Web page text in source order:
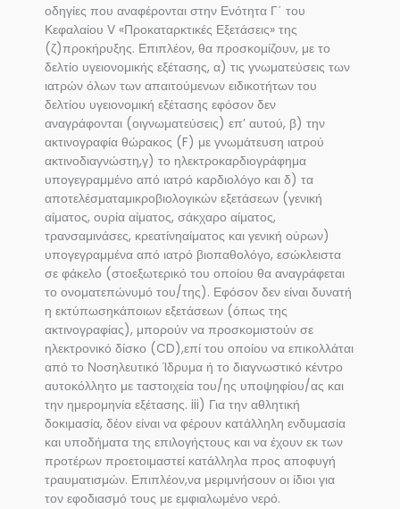
οδηγίες που αναφέρονται στην Ενότητα Γ΄ του
Κεφαλαίου V «Προκαταρκτικές Εξετάσεις» της
(ζ)προκήρυξης. Επιπλέον, θα προσκομίζουν, με το
δελτίο υγειονομικής εξέτασης, α) τις γνωματεύσεις των
ιατρών όλων των απαιτούμενων ειδικοτήτων του
δελτίου υγειονομική εξέτασης εφόσον δεν
αναγράφονται (οιγνωματεύσεις) επ’ αυτού, β) την
ακτινογραφία θώρακος (F) με γνωμάτευση ιατρού
ακτινοδιαγνώστη,γ) το ηλεκτροκαρδιογράφημα
υπογεγραμμένο από ιατρό καρδιολόγο και δ) τα
αποτελέσματαμικροβιολογικών εξετάσεων (γενική
αίματος, ουρία αίματος, σάκχαρο αίματος,
τρανσαμινάσες, κρεατίνηαίματος και γενική ούρων)
υπογεγραμμένα από ιατρό βιοπαθολόγο, εσώκλειστα
σε φάκελο (στοεξωτερικό του οποίου θα αναγράφεται
το ονοματεπώνυμό του/της). Εφόσον δεν είναι δυνατή
η εκτύπωσηκάποιων εξετάσεων (όπως της
ακτινογραφίας), μπορούν να προσκομιστούν σε
ηλεκτρονικό δίσκο (CD),επί του οποίου να επικολλάται
από το Νοσηλευτικό Ίδρυμα ή το διαγνωστικό κέντρο
αυτοκόλλητο με ταστοιχεία του/ης υποψηφίου/ας και
την ημερομηνία εξέτασης. iii) Για την αθλητική
δοκιμασία, δέον είναι να φέρουν κατάλληλη ενδυμασία
και υποδήματα της επιλογήςτους και να έχουν εκ των
προτέρων προετοιμαστεί κατάλληλα προς αποφυγή
τραυματισμών. Επιπλέον,να μεριμνήσουν οι ίδιοι για
τον εφοδιασμό τους με εμφιαλωμένο νερό.